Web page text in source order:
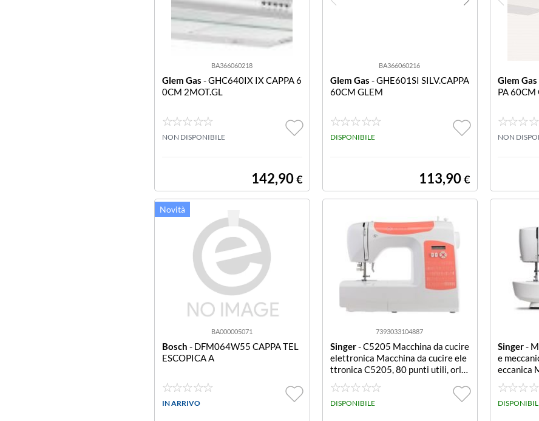
BA366060218
Glem Gas - GHC640IX IX CAPPA 6
0CM 2MOT.GL
NON DISPONIBILE
142,90€
BA366060216
Glem Gas - GHE601SI SILV.CAPPA
60CM GLEM
DISPONIBILE
113,90€
Glem Gas
PA 60CM
NON
BA000005071
Bosch - DFM064W55 CAPPA TEL
ESCOPICA A
IN ARRIVO
7393033104887
Singer- C5205 Macchina da cucire
elettronica Macchina da cucire ele
ttronica C5205, 80 punti utili, orlo
invisibile, 6 occhielli ad un solo pas
saggio, zig-zag fino a 6 mm, braccio
libero.
DISPONIBILE
Singer-
e
eccanica
uattro
occhiello
3 diversi